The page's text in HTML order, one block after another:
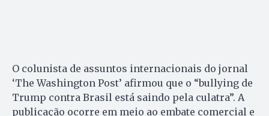
O colunista de assuntos internacionais do jornal
‘The Washington Post’ afirmou que o “bullying de
Trump contra Brasil está saindo pela culatra”. A
publicação ocorre em meio ao embate comercial e